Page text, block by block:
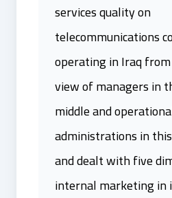
services quality on
telecommunications
operating in Iraq
view of managers in
middle and
administrations in
and dealt with five
internal marketing in